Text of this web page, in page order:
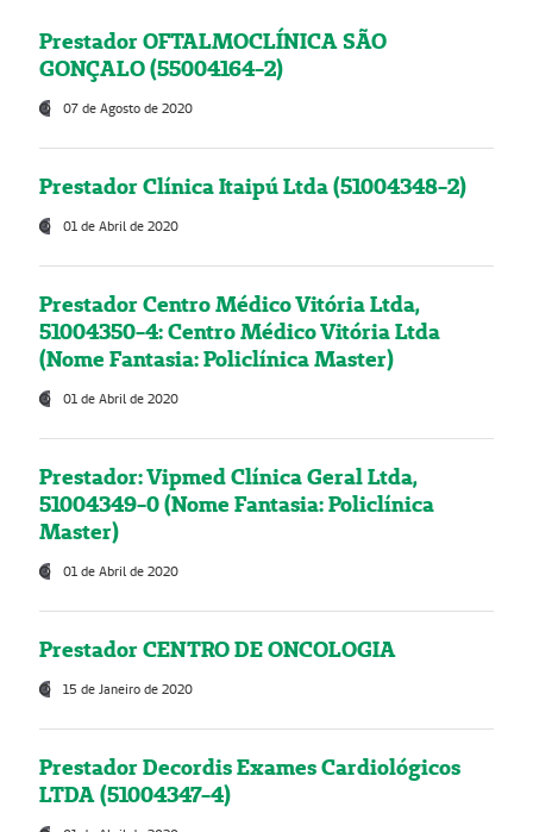
Prestador OFTALMOCLÍNICA SÃO
GONÇALO (55004164-2)
07 de Agosto de 2020
Prestador Clínica Itaipú Ltda (51004348-2)
01 de Abril de 2020
Prestador Centro Médico Vitória Ltda,
51004350-4: Centro Médico Vitória Ltda
(Nome Fantasia: Policlínica Master)
01 de Abril de 2020
Prestador: Vipmed Clínica Geral Ltda,
51004349-0 (Nome Fantasia: Policlínica
Master)
01 de Abril de 2020
Prestador CENTRO DE ONCOLOGIA
15 de Janeiro de 2020
Prestador Decordis Exames Cardiológicos
LTDA (51004347-4)